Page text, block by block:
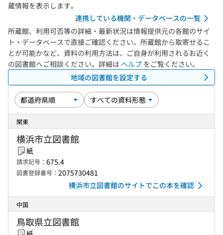
蔵情報を表示します。
連携している機関・データベースの一覧
所蔵館、利用可否等の詳細・最新状況は情報提供元の各館のサイ
ト・データベースで直接ご確認ください。所蔵館から取寄せるこ
とが可能かなど、資料の利用方法は、ご自身が利用されるお近く
の図書館へご相談ください。詳細は ヘルプ をご覧ください。
地域の図書館を設定する
関東
横浜市立図書館
紙
請求記号： 675.4
図書登録番号： 2075730481
横浜市立図書館のサイトでこの本を確認
中国
鳥取県立図書館